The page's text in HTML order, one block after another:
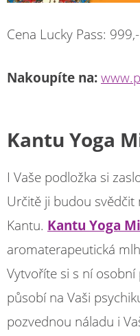
Cena Lucky Pass:
Nakoupíte na:
Kantu Yoga
I Vaše podložka si
Určitě ji budou
Kantu. Kantu Yoga
aromaterapeutická
Vytvoříte si s ní
působí na Vaši
pozvednou náladu i